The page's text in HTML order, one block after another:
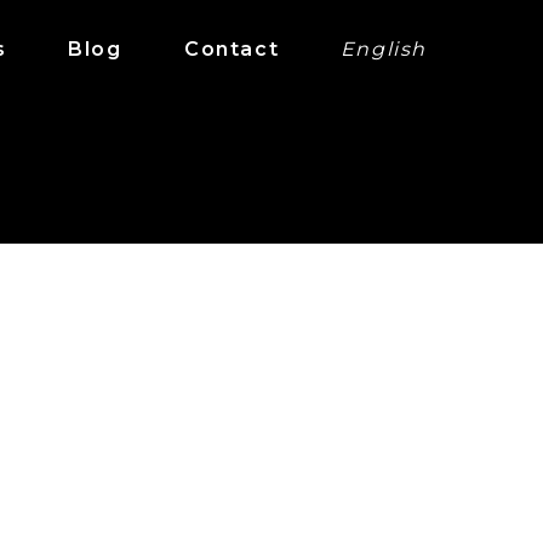
Blog Contact English